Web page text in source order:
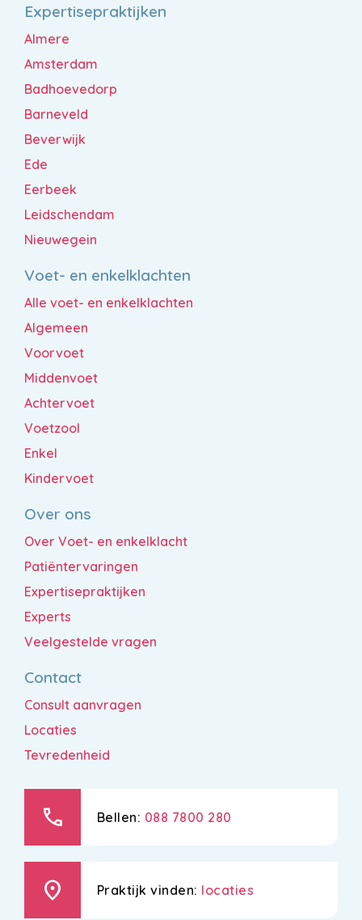
Expertisepraktijken
Almere
Amsterdam
Badhoevedorp
Barneveld
Beverwijk
Ede
Eerbeek
Leidschendam
Nieuwegein
Voet- en enkelklachten
Alle voet- en enkelklachten
Algemeen
Voorvoet
Middenvoet
Achtervoet
Voetzool
Enkel
Kindervoet
Over ons
Over Voet- en enkelklacht
Patiëntervaringen
Expertisepraktijken
Experts
Veelgestelde vragen
Contact
Consult aanvragen
Locaties
Tevredenheid
call Bellen: 088 7800 280
location_on Praktijk vinden: locaties